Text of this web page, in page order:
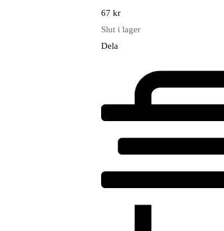
67 kr
Slut i lager
Dela